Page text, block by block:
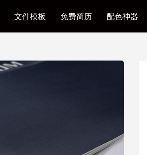
文件模板 免费简历 配色神器